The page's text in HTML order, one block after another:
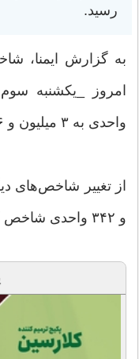
رسید.
به گزارش ایمنا،
واحدی به ۳ میلیون و ۶۱۶ هزار واحد رسید.
و ۳۴۲ واحدی شاخص کل هم‌وزن اشاره کرد.